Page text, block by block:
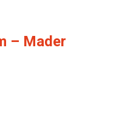
– Mader